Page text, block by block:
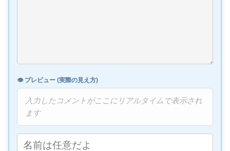
👁️ プレビュー (実際の見え方)
入力したコメントがここにリアルタイムで表示され
ます